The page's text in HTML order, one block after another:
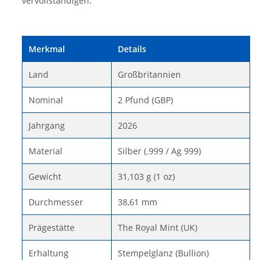
Merkmal Details
Land Großbritannien
Nominal 2 Pfund (GBP)
Jahrgang 2026
Material Silber (.999 / Ag 999)
Gewicht 31,103 g (1 oz)
Durchmesser 38,61 mm
Prägestätte The Royal Mint (UK)
Erhaltung Stempelglanz (Bullion)